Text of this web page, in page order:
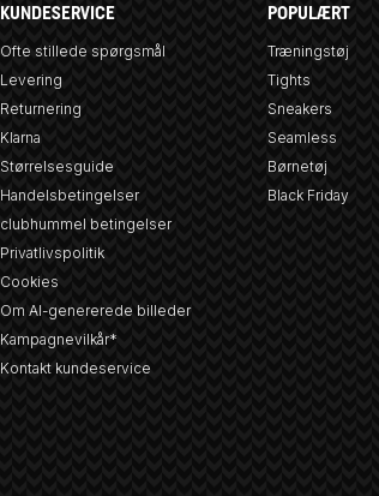
KUNDESERVICE
Ofte stillede spørgsmål
Levering
Returnering
Klarna
Størrelsesguide
Handelsbetingelser
clubhummel betingelser
Privatlivspolitik
Cookies
Om AI-genererede billeder
Kampagnevilkår*
Kontakt kundeservice
POPULÆRT
Træningstøj
Tights
Sneakers
Seamless
Børnetøj
Black Friday